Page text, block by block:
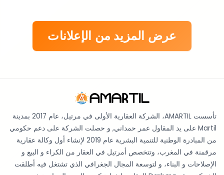
عرض المزيد من الإعلانات
تأسست AMARTIL، الشركة العقارية الأولى في مرتيل، عام 2017 بمدينة
Martil على يد المقاول عمر حمداني, و حصلت الشركة على دعم حكومي
من المبادرة الوطنية للتنمية البشرية عام 2019 لإنشاء أول وكالة عقارية
مرقمنة في المغرب، وتتخصص أمرتيل في العقار من الكراء و البيع و
الإصلاحات و البناء، و لتوسعة المجال الجغرافي الذي تشتغل فيه أطلقت